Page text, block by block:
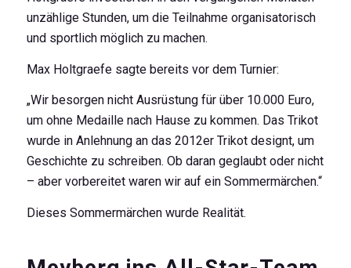
unzählige Stunden, um die Teilnahme organisatorisch
und sportlich möglich zu machen.
Max Holtgraefe sagte bereits vor dem Turnier:
„Wir besorgen nicht Ausrüstung für über 10.000 Euro,
um ohne Medaille nach Hause zu kommen. Das Trikot
wurde in Anlehnung an das 2012er Trikot designt, um
Geschichte zu schreiben. Ob daran geglaubt oder nicht
– aber vorbereitet waren wir auf ein Sommermärchen.“
Dieses Sommermärchen wurde Realität.